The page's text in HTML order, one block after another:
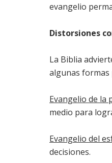
evangelio
Distorsiones
La Biblia
algunas
Evangelio de la
medio para
Evangelio del
decisiones.